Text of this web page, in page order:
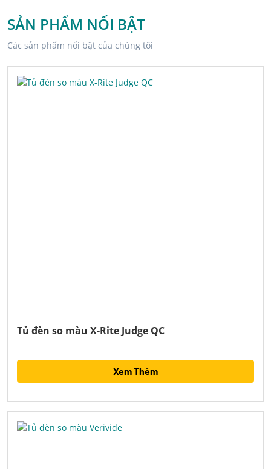
SẢN PHẨM NỔI BẬT
Các sản phẩm nổi bật của chúng tôi
Tủ đèn so màu X-Rite Judge QC
Xem Thêm